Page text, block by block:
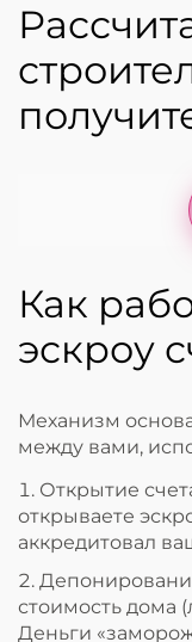
Как
эскроу
Механизм
между вами,
Открытие
открываете
аккредитовал
стоимость дома
Деньги